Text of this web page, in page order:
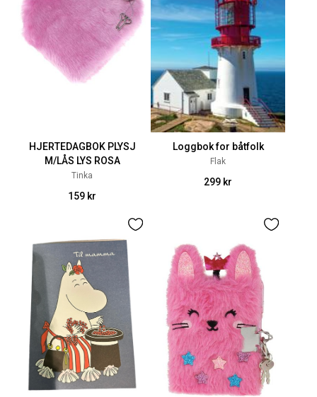
HJERTEDAGBOK PLYSJ
M/LÅS LYS ROSA
Tinka
159 kr
Loggbok for båtfolk
Flak
299 kr